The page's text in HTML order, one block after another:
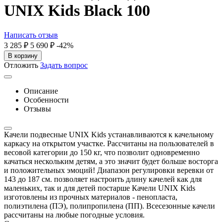
UNIX Kids Black 100
Написать отзыв
3 285 ₽ 5 690 ₽ -42%
В корзину
Отложить Задать вопрос
Описание
Особенности
Отзывы
Качели подвесные UNIX Kids устанавливаются к качельному
каркасу на открытом участке. Рассчитаны на пользователей в
весовой категории до 150 кг, что позволит одновременно
качаться нескольким детям, а это значит будет больше восторга
и положительных эмоций! Диапазон регулировки веревки от
143 до 187 см. позволяет настроить длину качелей как для
маленьких, так и для детей постарше Качели UNIX Kids
изготовлены из прочных материалов - пенопласта,
полиэтилена (ПЭ), полипропилена (ПП). Всесезонные качели
рассчитаны на любые погодные условия.